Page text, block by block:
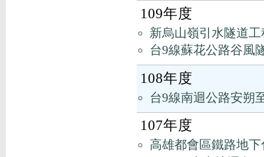
109年度
新烏山嶺引水隧道
台9線蘇花公路谷風
108年度
台9線南迴公路安朔
107年度
高雄都會區鐵路地